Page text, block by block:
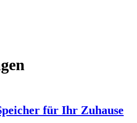
für Ihr Zuhause